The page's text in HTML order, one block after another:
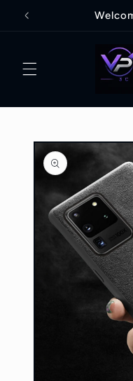
跳至內
容
略過產
品資訊